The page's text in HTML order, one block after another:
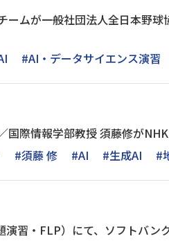
ームが一般社団法人全日本野
#AI・データサイエンス演習
国際情報学部教授 須藤修が
#須藤 修 #AI #生成AI #
習・FLP）にて、ソフトバン